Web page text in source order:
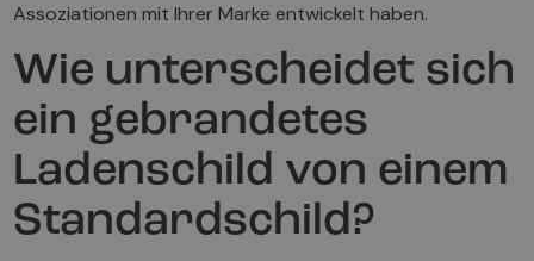
Assoziationen mit Ihrer Marke entwickelt haben.
Wie unterscheidet sich
ein gebrandetes
Ladenschild von einem
Standardschild?